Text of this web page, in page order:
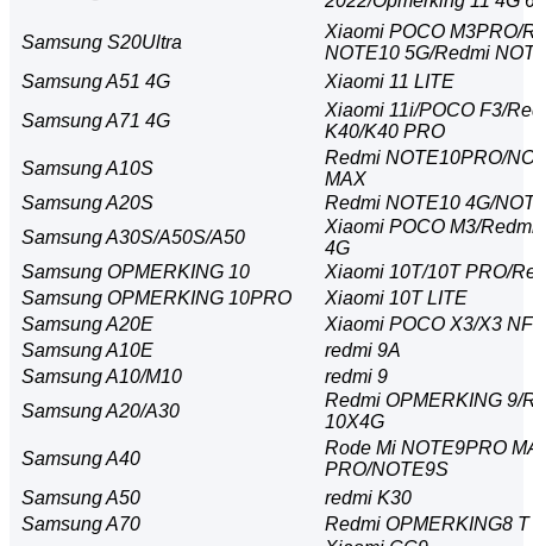
Samsung S20Ultra
Xiaomi POCO M3PRO/
NOTE10 5G/Redmi
Samsung A51 4G
Xiaomi 11 LITE
Samsung A71 4G
Xiaomi 11i/POCO F3/
K40/K40 PRO
Samsung A10S
Redmi NOTE10PRO/
MAX
Samsung A20S
Redmi NOTE10 4G/
Samsung A30S/A50S/A50
Xiaomi POCO M3/
4G
Samsung OPMERKING 10
Xiaomi 10T/10T PRO/
Samsung OPMERKING 10PRO
Xiaomi 10T LITE
Samsung A20E
Xiaomi POCO X3/X3
Samsung A10E
redmi 9A
Samsung A10/M10
redmi 9
Samsung A20/A30
Redmi OPMERKING 9/
10X4G
Samsung A40
Rode Mi NOTE9PRO
PRO/NOTE9S
Samsung A50
redmi K30
Samsung A70
Redmi OPMERKING8 T